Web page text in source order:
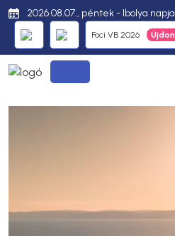
2026.08.07., péntek - Ibolya napja
Foci VB 2026